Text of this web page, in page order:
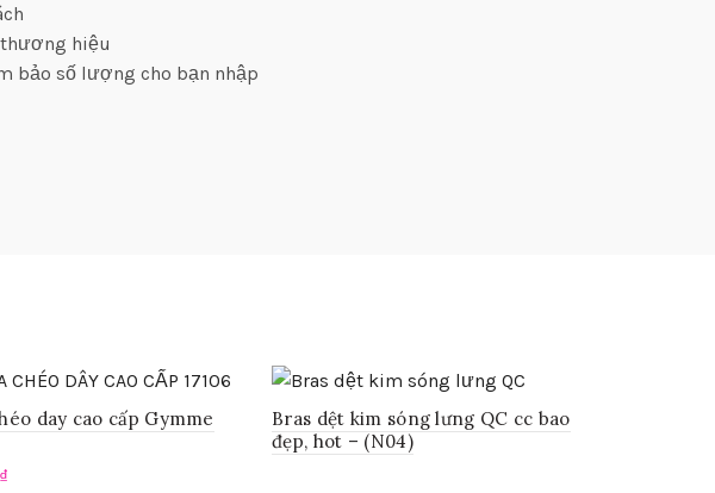
hiệu
bảo số lượng cho bạn nhập
day cao cấp Gymme
₫
Bras dệt kim sóng lưng QC cc bao
đẹp, hot – (N04)